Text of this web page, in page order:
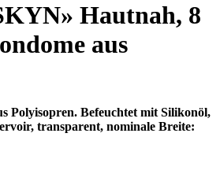
Hautnah, 8
aus
Polyisopren. Befeuchtet mit Silikonöl,
transparent, nominale Breite: